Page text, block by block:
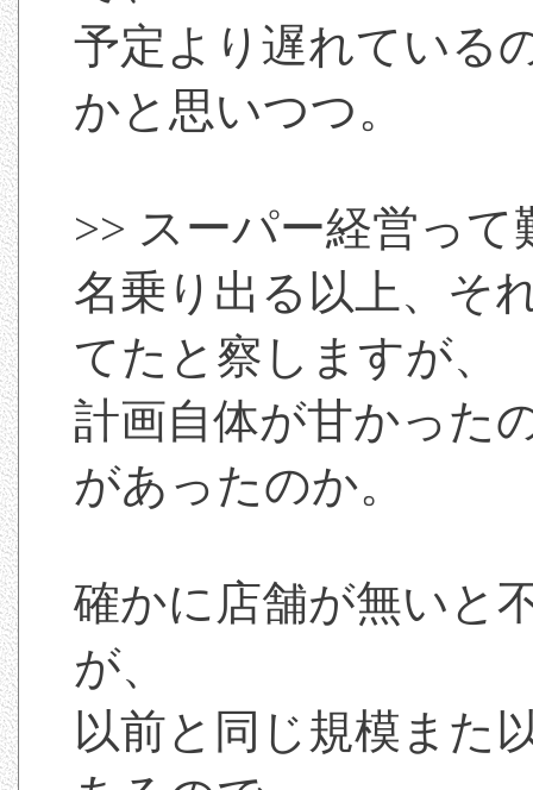
予定より遅れている
かと思いつつ。
>> スーパー経営っ
名乗り出る以上、そ
てたと察しますが、
計画自体が甘かった
があったのか。
確かに店舗が無いと
が、
以前と同じ規模また